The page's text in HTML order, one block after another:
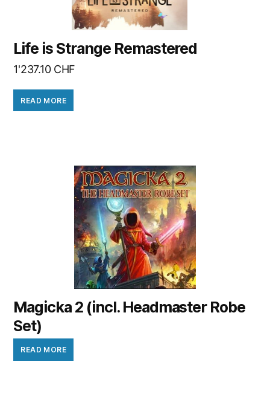
Life is Strange Remastered
1'237.10 CHF
READ MORE
Magicka 2 (incl. Headmaster Robe
Set)
READ MORE